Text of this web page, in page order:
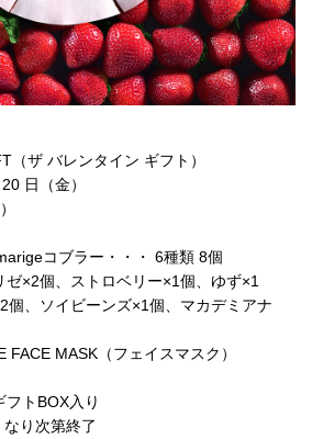
（ザ バレンタイン ギフト）
日（金）
コブラー・・・ 6種類 8個
ゼ×2個、ストロベリー×1個、ゆず×1
個、ソイビーンズ×1個、マカデミアナ
FACE MASK（フェイスマスク）
フトBOX入り
り次第終了